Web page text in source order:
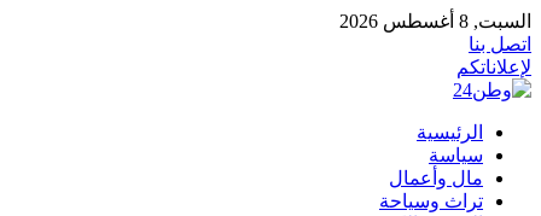
السبت, 8 أغسطس 2026
اتصل بنا
لإعلاناتكم
الرئيسية
سياسة
مال وأعمال
تراث وسياحة